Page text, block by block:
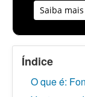
Saiba
Índice
O que é: